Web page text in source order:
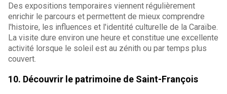
Des expositions temporaires viennent régulièrement
enrichir le parcours et permettent de mieux comprendre
l'histoire, les influences et l'identité culturelle de la Caraïbe.
La visite dure environ une heure et constitue une excellente
activité lorsque le soleil est au zénith ou par temps plus
couvert.
10. Découvrir le patrimoine de Saint-François